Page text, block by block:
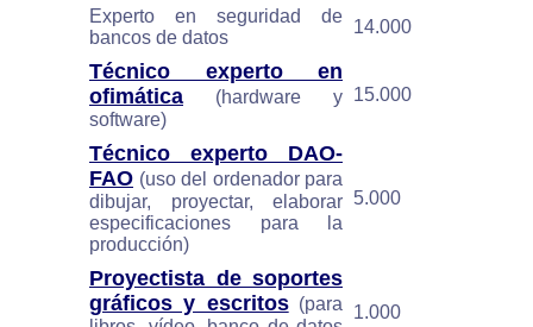
Experto en seguridad de
bancos de datos
14.000
Técnico experto en
ofimática (hardware y
software)
15.000
Técnico experto DAO-
FAO (uso del ordenador para
dibujar, proyectar, elaborar
especificaciones para la
producción)
5.000
Proyectista de soportes
gráficos y escritos(para
1.000